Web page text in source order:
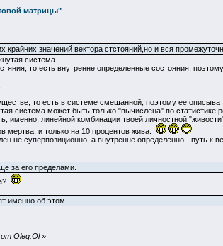
матрицы"
значений вектора стстояний,но и вся
система.
то есть внутренне определенные состояния,
то есть в системе смешанной, поэтому ее
система может быть только "вычислена" по
именно, линейной комбинации твоей личностной
мертва, и только на 10 процентов жива.
не суперпозиционно, а внутренне определенно - путь к
за его пределами.
именно об этом.
Oleg.Ol»